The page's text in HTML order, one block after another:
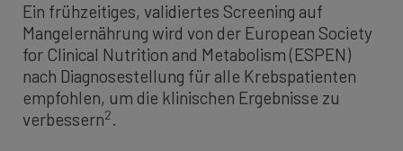
Ein frühzeitiges, validiertes Screening auf
Mangelernährung wird von der European Society
for Clinical Nutrition and Metabolism (ESPEN)
nach Diagnosestellung für alle Krebspatienten
empfohlen, um die klinischen Ergebnisse zu
verbessern2.